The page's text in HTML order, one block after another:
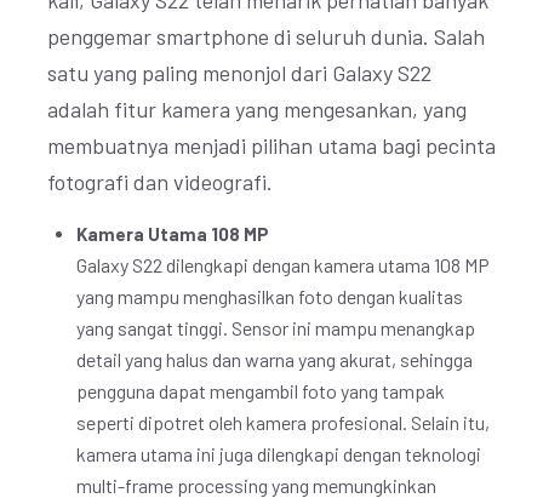
penggemar smartphone di seluruh dunia. Salah
satu yang paling menonjol dari Galaxy S22
adalah fitur kamera yang mengesankan, yang
membuatnya menjadi pilihan utama bagi pecinta
fotografi dan videografi.
Kamera Utama 108 MP
Galaxy S22 dilengkapi dengan kamera utama 108 MP
yang mampu menghasilkan foto dengan kualitas
yang sangat tinggi. Sensor ini mampu menangkap
detail yang halus dan warna yang akurat, sehingga
pengguna dapat mengambil foto yang tampak
seperti dipotret oleh kamera profesional. Selain itu,
kamera utama ini juga dilengkapi dengan teknologi
multi-frame processing yang memungkinkan